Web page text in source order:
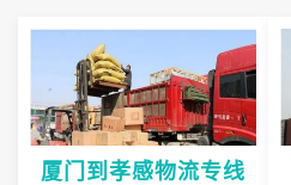
厦门到孝感物流专线